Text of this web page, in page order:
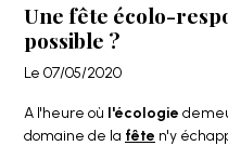
Une fête écolo-
possible ?
Le 07/05/2020
A l'heure où l'écologie
domaine de la fête n'y